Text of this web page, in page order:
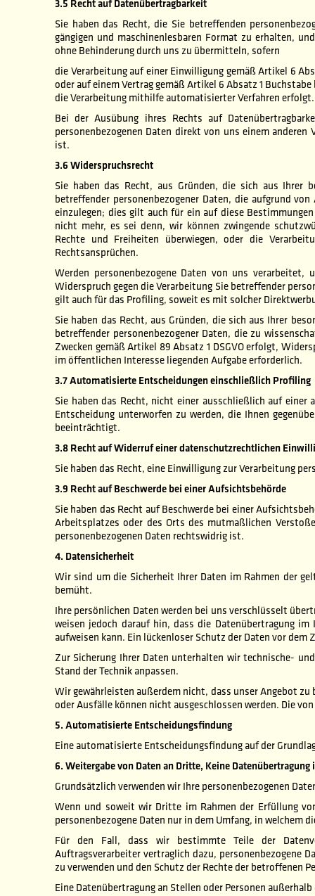
3.5 Recht auf Datenübertragbarkeit
Sie haben das Recht, die Sie betreffenden
gängigen und maschinenlesbaren Format zu erhalten,
ohne Behinderung durch uns zu übermitteln, sofern
die Verarbeitung auf einer Einwilligung gemäß Artikel 6
oder auf einem Vertrag gemäß Artikel 6 Absatz 1 Buchstabe
die Verarbeitung mithilfe automatisierter Verfahren erfolgt.
Bei der Ausübung ihres Rechts auf
personenbezogenen Daten direkt von uns einem
ist.
3.6 Widerspruchsrecht
Sie haben das Recht, aus Gründen, die sich aus Ihrer
betreffender personenbezogener Daten, die aufgrund
einzulegen; dies gilt auch für ein auf diese
nicht mehr, es sei denn, wir können zwingende
Rechte und Freiheiten überwiegen, oder die
Rechtsansprüchen.
Werden personenbezogene Daten von uns
Widerspruch gegen die Verarbeitung Sie betreffender
gilt auch für das Profiling, soweit es mit solcher
Sie haben das Recht, aus Gründen, die sich aus Ihrer
betreffender personenbezogener Daten, die zu
Zwecken gemäß Artikel 89 Absatz 1 DSGVO erfolgt,
im öffentlichen Interesse liegenden Aufgabe erforderlich.
3.7 Automatisierte Entscheidungen einschließlich Profiling
Sie haben das Recht, nicht einer ausschließlich auf
Entscheidung unterworfen zu werden, die Ihnen
beeinträchtigt.
3.8 Recht auf Widerruf einer datenschutzrechtlichen
Sie haben das Recht, eine Einwilligung zur Verarbeitung
3.9 Recht auf Beschwerde bei einer Aufsichtsbehörde
Sie haben das Recht auf Beschwerde bei einer
Arbeitsplatzes oder des Orts des mutmaßlichen
personenbezogenen Daten rechtswidrig ist.
4. Datensicherheit
Wir sind um die Sicherheit Ihrer Daten im Rahmen der
bemüht.
Ihre persönlichen Daten werden bei uns verschlüsselt
weisen jedoch darauf hin, dass die Datenübertragung
aufweisen kann. Ein lückenloser Schutz der Daten vor
Zur Sicherung Ihrer Daten unterhalten wir technische-
Stand der Technik anpassen.
Wir gewährleisten außerdem nicht, dass unser Angebot
oder Ausfälle können nicht ausgeschlossen werden. Die
5. Automatisierte Entscheidungsfindung
Eine automatisierte Entscheidungsfindung auf der
6. Weitergabe von Daten an Dritte, Keine
Grundsätzlich verwenden wir Ihre personenbezogenen
Wenn und soweit wir Dritte im Rahmen der Erfüllung
personenbezogene Daten nur in dem Umfang, in
Für den Fall, dass wir bestimmte Teile der
Auftragsverarbeiter vertraglich dazu, personenbezogene
zu verwenden und den Schutz der Rechte der betroffenen
Eine Datenübertragung an Stellen oder Personen